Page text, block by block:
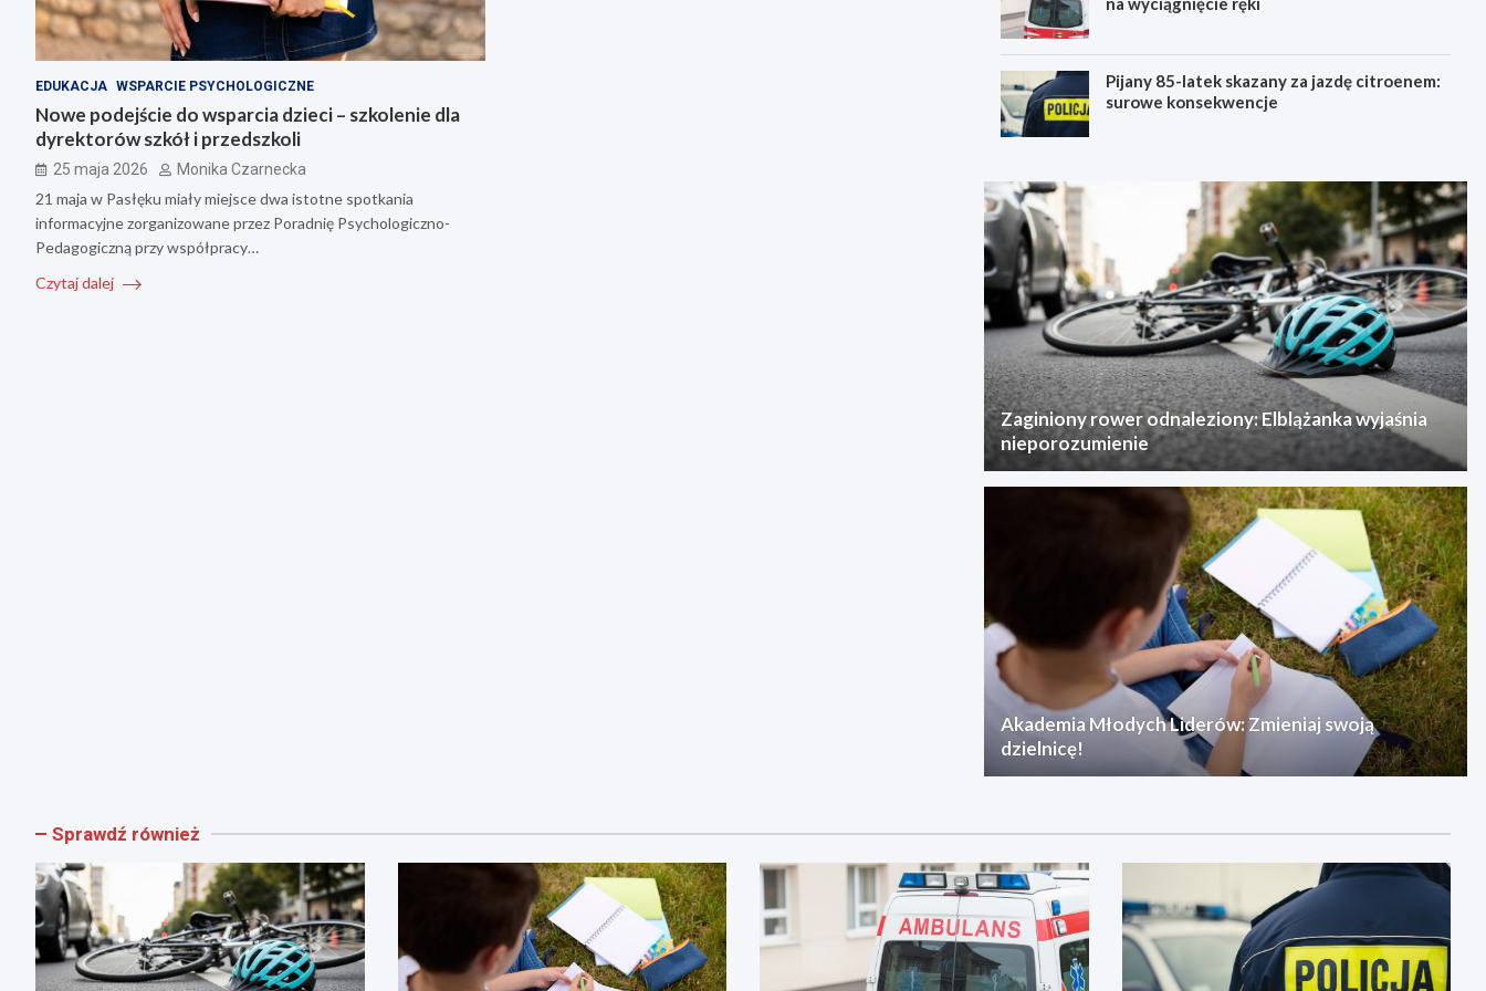
EDUKACJA WSPARCIE PSYCHOLOGICZNE
Nowe podejście do wsparcia dzieci – szkolenie dla
dyrektorów szkół i przedszkoli
25 maja 2026 Monika Czarnecka
21 maja w Pasłęku miały miejsce dwa istotne spotkania
informacyjne zorganizowane przez Poradnię Psychologiczno-
Pedagogiczną przy współpracy…
Czytaj dalej
Pijany 85-latek skazany za jazdę citroenem:
surowe konsekwencje
Zaginiony rower odnaleziony: Elblążanka wyjaśnia
nieporozumienie
Akademia Młodych Liderów: Zmieniaj swoją
dzielnicę!
Sprawdź również